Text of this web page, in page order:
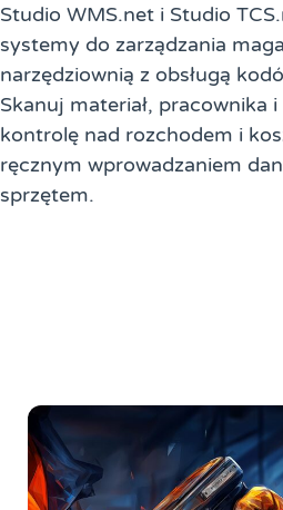
Studio WMS.net i Studio
systemy do zarządzania
narzędziownią z obsługą
Skanuj materiał, pracownika
kontrolę nad rozchodem i
ręcznym wprowadzaniem
sprzętem.